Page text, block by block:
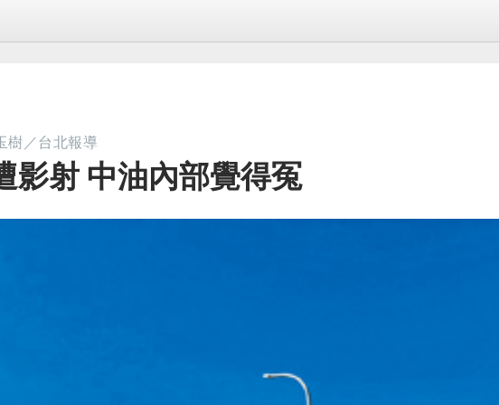
樹／台北報導
影射 中油內部覺得冤